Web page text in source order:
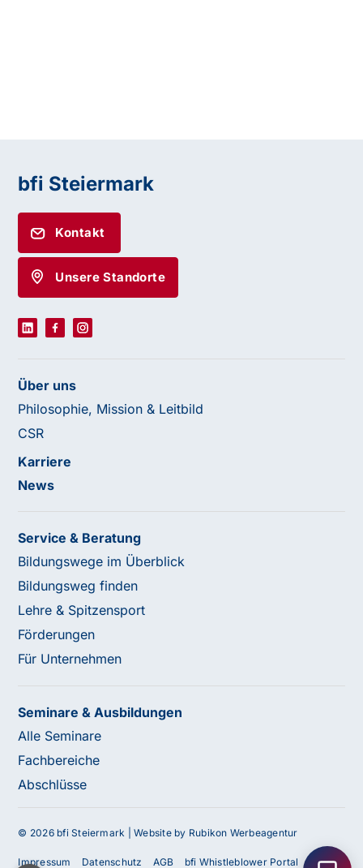
Unterstützung?
Unser Team ist gerne für Sie da! Nehmen Sie jetzt
bfi Steiermark
Kontakt
Unsere Standorte
Über uns
Philosophie, Mission & Leitbild
CSR
Karriere
News
Service & Beratung
Bildungswege im Überblick
Bildungsweg finden
Lehre & Spitzensport
Förderungen
Für Unternehmen
Seminare & Ausbildungen
Alle Seminare
Fachbereiche
Abschlüsse
© 2026 bfi Steiermark |Website by Rubikon Werbeagentur
Impressum Datenschutz AGB bfi Whistleblower Portal